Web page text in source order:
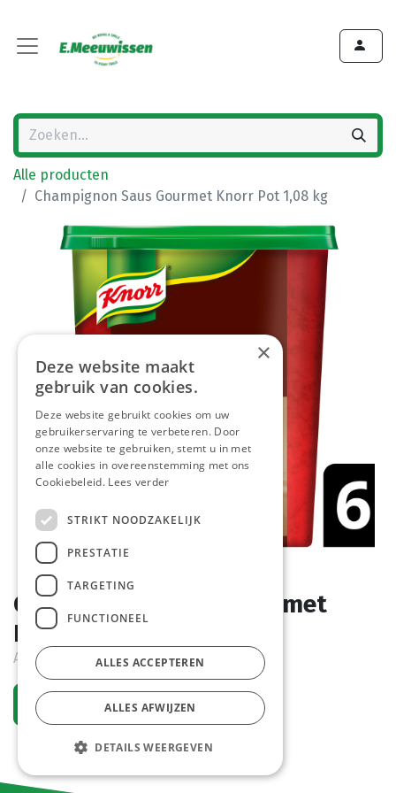
Alle producten
Champignon Saus Gourmet Knorr Pot 1,08 kg
Champignon Saus Gourmet
Knorr Pot 1,08 kg
Actief
Vraag een account aan
×
Deze website maakt
gebruik van cookies.
Deze website gebruikt cookies om uw
gebruikerservaring te verbeteren. Door
onze website te gebruiken, stemt u in met
alle cookies in overeenstemming met ons
Cookiebeleid. Lees verder
STRIKT NOODZAKELIJK
PRESTATIE
TARGETING
FUNCTIONEEL
ALLES ACCEPTEREN
ALLES AFWIJZEN
DETAILS WEERGEVEN